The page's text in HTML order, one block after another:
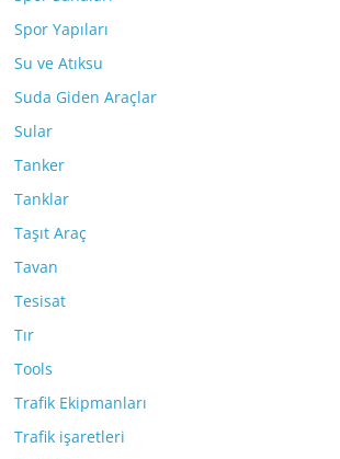
Spor Yapıları
Su ve Atıksu
Suda Giden Araçlar
Sular
Tanker
Tanklar
Taşıt Araç
Tavan
Tesisat
Tır
Tools
Trafik Ekipmanları
Trafik işaretleri